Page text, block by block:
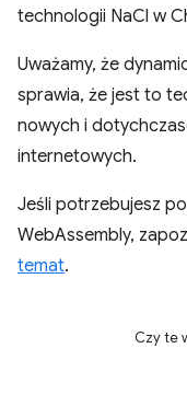
technologii NaCl w
Uważamy, że
sprawia, że jest to
nowych i
internetowych.
Jeśli potrzebujesz
WebAssembly,
temat.
Czy te